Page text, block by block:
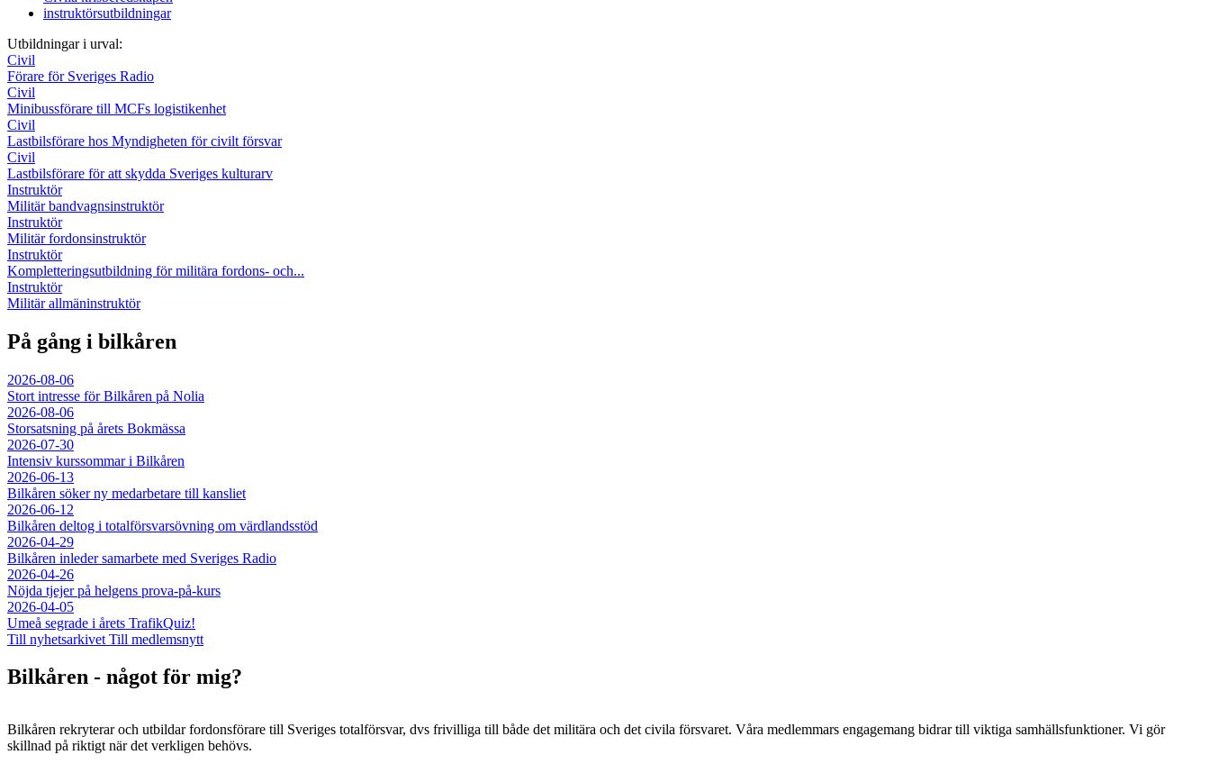
instruktörsutbildningar
Utbildningar i urval:
Civil
Förare för Sveriges Radio
Civil
Minibussförare till MCFs logistikenhet
Civil
Lastbilsförare hos Myndigheten för civilt försvar
Civil
Lastbilsförare för att skydda Sveriges kulturarv
Instruktör
Militär bandvagnsinstruktör
Instruktör
Militär fordonsinstruktör
Instruktör
Kompletteringsutbildning för militära fordons- och...
Instruktör
Militär allmäninstruktör
På gång i bilkåren
2026-08-06
Stort intresse för Bilkåren på Nolia
2026-08-06
Storsatsning på årets Bokmässa
2026-07-30
Intensiv kurssommar i Bilkåren
2026-06-13
Bilkåren söker ny medarbetare till kansliet
2026-06-12
Bilkåren deltog i totalförsvarsövning om värdlandsstöd
2026-04-29
Bilkåren inleder samarbete med Sveriges Radio
2026-04-26
Nöjda tjejer på helgens prova-på-kurs
2026-04-05
Umeå segrade i årets TrafikQuiz!
Till nyhetsarkivet Till medlemsnytt
Bilkåren - något för mig?
Bilkåren rekryterar och utbildar fordonsförare till Sveriges totalförsvar, dvs frivilliga till både det militära och det civila försvaret. Våra medlemmars engagemang bidrar till viktiga samhällsfunktioner. Vi gör
skillnad på riktigt när det verkligen behövs.